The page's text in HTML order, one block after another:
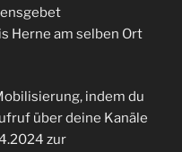
Herne am selben Ort
indem du
über deine Kanäle
zur